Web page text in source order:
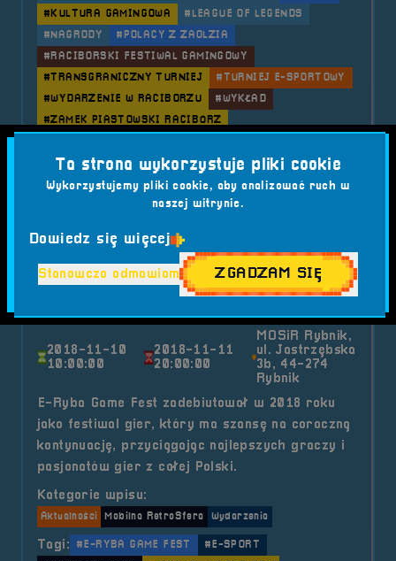
#KULTURA GAMINGOWA
#LEAGUE OF LEGENDS
#NAGRODY
#POLACY Z ZAOLZIA
#RACIBORSKI FESTIWAL GAMINGOWY
#TRANSGRANICZNY TURNIEJ
#TURNIEJ E-SPORTOWY
#WYDARZENIE W RACIBORZU
#WYKŁAD
#ZAMEK PIASTOWSKI RACIBÓRZ
Czytaj artykuło tytule 2022.07.02 i 03 Mobilna
2018.11.10-11 Mobilna
RetroSfera na E-Ryba Game
2018-11-10
10:00:00
2018-11-11
20:00:00
MOSiR Rybnik,
ul. Jastrzębska
3b, 44-274
Rybnik
E-Ryba Game Fest zadebiutował w 2018 roku
jako festiwal gier, który ma szansę na coroczną
kontynuację, przyciągając najlepszych graczy i
pasjonatów gier z całej Polski.
Kategorie wpisu:
Aktualności Mobilna RetroSfera Wydarzenia
Tagi: #E-RYBA GAME FEST
#E-SPORT
Ta strona wykorzystuje pliki cookie
Wykorzystujemy pliki cookie, aby analizować ruch w
naszej witrynie.
Dowiedz się więcej
Stanowczo odmawiam ZGADZAM SIĘ